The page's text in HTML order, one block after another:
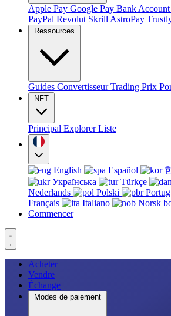
Apple Pay Google Pay Bank Account
PayPal Revolut Skrill AstroPay
Ressources
Guides ConvertisseurTrading Prix
NFT
Principal ExplorerListe
English Español
Українська
Türkçe
Nederlands
Polski
Français
Italiano
Norsk
Commencer
Acheter
Vendre
Échange
Modes de paiement